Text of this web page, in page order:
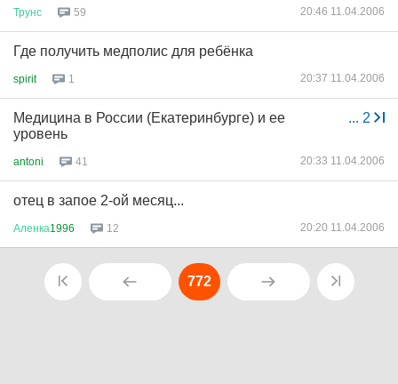
Трунс 59 20:46 11.04.2006
Где получить медполис для ребёнка
spirit 1 20:37 11.04.2006
... 2
Медицина в России (Екатеринбурге) и ее
уровень
antoni 41 20:33 11.04.2006
отец в запое 2-ой месяц...
Аленка1996 12 20:20 11.04.2006
772